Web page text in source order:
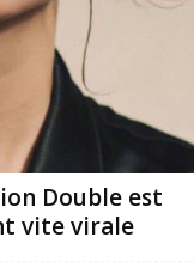
Double est
vite virale